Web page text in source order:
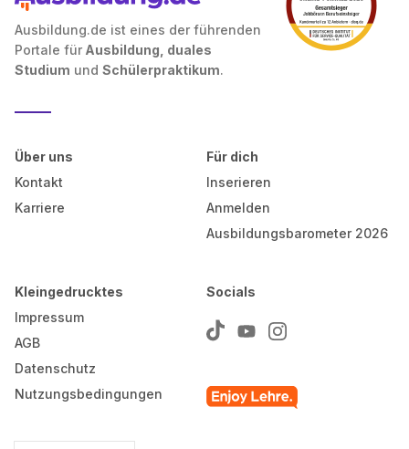
Ausbildung.de ist eines der führenden
Portale für Ausbildung, duales
Studium und Schülerpraktikum.
Über uns
Kontakt
Karriere
Für dich
Inserieren
Anmelden
Ausbildungsbarometer 2026
Kleingedrucktes
Impressum
AGB
Datenschutz
Nutzungsbedingungen
Socials